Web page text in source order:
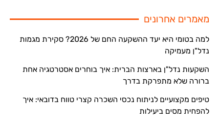
מאמרים אחרונים
למה בטומי היא יעד ההשקעה החם של 2026? סקירת מגמות
נדל"ן מעמיקה
השקעות נדל"ן בארצות הברית: איך בוחרים אסטרטגיה אחת
ברורה שלא מתפרקת בדרך
טיפים מקצועיים לניתוח נכסי השכרה קצרי טווח בדובאי: איך
להפחית מסים ביעילות